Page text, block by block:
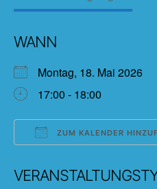
WANN
Montag, 18. Mai 2026
17:00 - 18:00
ZUM KALENDER